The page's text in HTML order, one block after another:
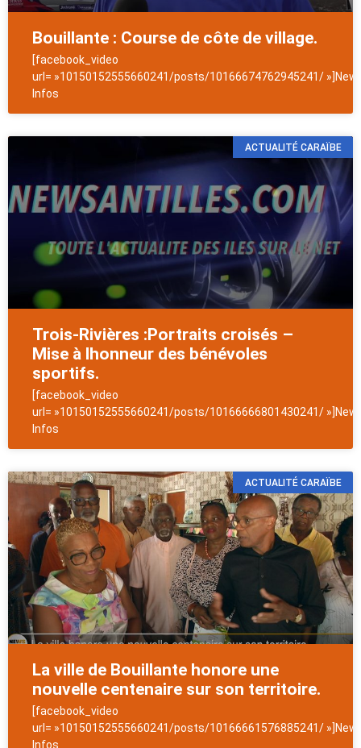
Bouillante : Course de côte de village.
[facebook_video
url= »10150152555660241/posts/10166674762945241/
Infos
ACTUALITÉ CARAÏBE
Trois-Rivières :Portraits croisés –
Mise à lhonneur des bénévoles
sportifs.
[facebook_video
url= »10150152555660241/posts/10166666801430241/
Infos
ACTUALITÉ CARAÏBE
La ville de Bouillante honore une
nouvelle centenaire sur son territoire.
[facebook_video
url= »10150152555660241/posts/10166661576885241/
Infos